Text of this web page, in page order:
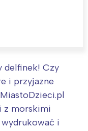
delfinek! Czy
i przyjazne
z morskimi
i